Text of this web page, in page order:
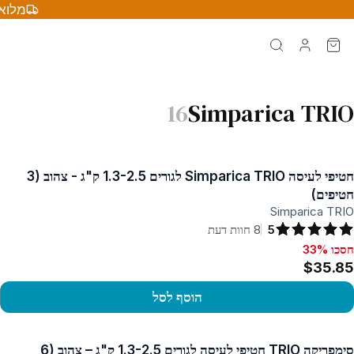
Simparica TRIO
16
חטיפי לעיסה Simparica TRIO לגורים 1.3-2.5 ק"ג - צהוב (3
חטיפים)
Simparica TRIO
5
8 חוות דעת
חסכו 33%, $35.85
חסכו 33%
$35.85
הוסף לסל
סימפריקה TRIO חטיפי לעיסה לגורים 1.3-2.5 ק"ג – צהוב (6